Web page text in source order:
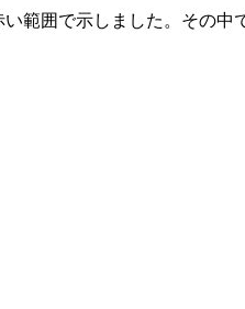
い範囲で示しました。その中